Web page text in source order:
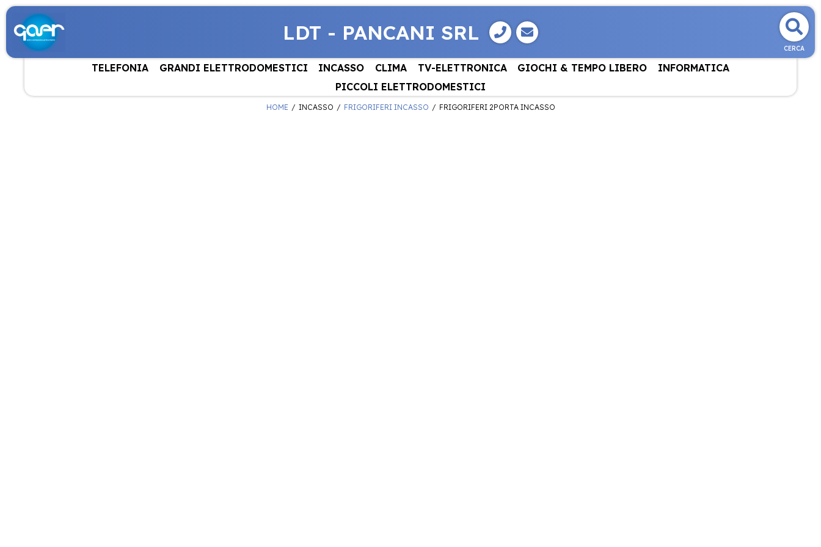
LDT - PANCANI SRL
CERCA
TELEFONIA GRANDI ELETTRODOMESTICI INCASSO CLIMA TV-ELETTRONICA GIOCHI & TEMPO LIBERO
INFORMATICA
PICCOLI ELETTRODOMESTICI
HOME INCASSO FRIGORIFERI INCASSO FRIGORIFERI 2PORTA INCASSO